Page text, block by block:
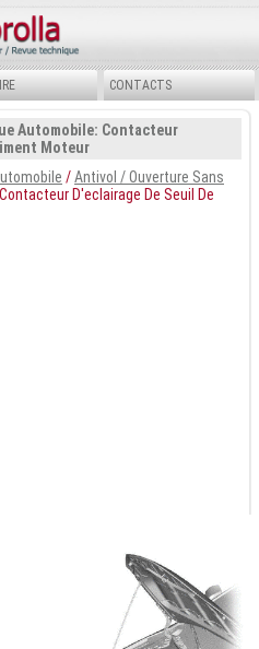
CONTACTS
Automobile: Contacteur
Moteur
/Antivol / Ouverture Sans
D'eclairage De Seuil De